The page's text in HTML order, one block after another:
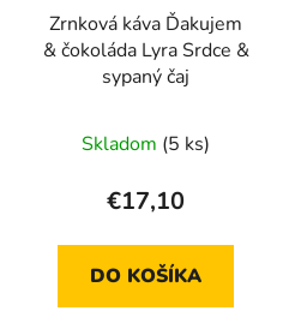
Zrnková káva Ďakujem
& čokoláda Lyra Srdce &
sypaný čaj
Skladom (5 ks)
€17,10
DO KOŠÍKA